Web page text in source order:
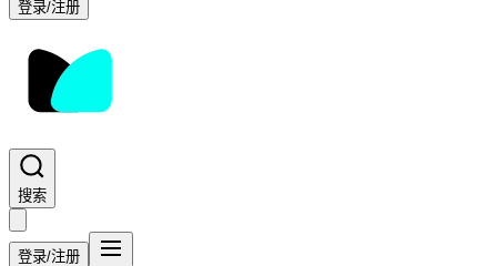
登录/注册
搜索
登录/注册